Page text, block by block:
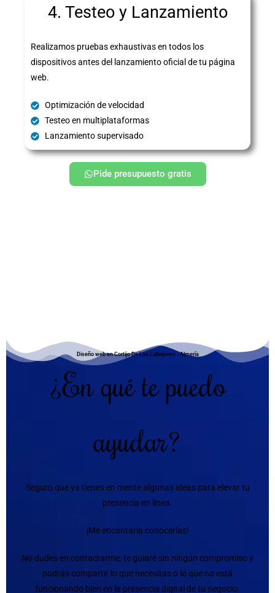
4. Testeo y Lanzamiento
Realizamos pruebas exhaustivas en todos los
dispositivos antes del lanzamiento oficial de tu página
web.
Optimización de velocidad
Testeo en multiplataformas
Lanzamiento supervisado
Pide presupuesto gratis
Diseño web en Cortijo De Los Callejones - Almería
¿En qué te puedo
ayudar?
Seguro que ya tienes en mente algunas ideas para elevar tu
presencia en línea.
¡Me encantaría conocerlas!
No dudes en contactarme; te guiaré sin ningún compromiso y
podrás compartir lo que necesitas o lo que no está
funcionando bien en la presencia digital de tu negocio.